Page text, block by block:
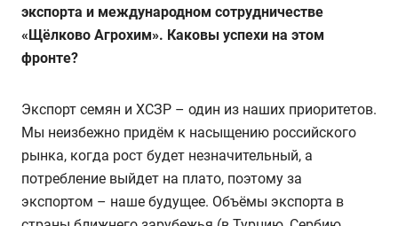
экспорта и международном сотрудничестве
«Щёлково Агрохим». Каковы успехи на этом
фронте?
Экспорт семян и ХСЗР – один из наших приоритетов.
Мы неизбежно придём к насыщению российского
рынка, когда рост будет незначительный, а
потребление выйдет на плато, поэтому за
экспортом – наше будущее. Объёмы экспорта в